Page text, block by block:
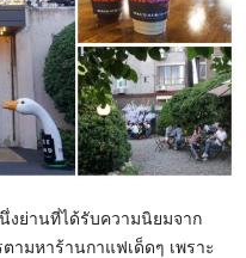
งย่านที่ได้รับความนิยมจาก
ามหาร้านกาแฟเด็ดๆ เพราะ